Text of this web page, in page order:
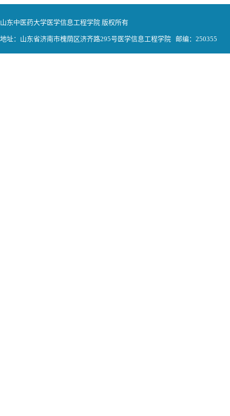
山东中医药大学医学信息工程学院 版权所有
地址：山东省济南市槐荫区济齐路295号医学信息工程学院 邮编：250355